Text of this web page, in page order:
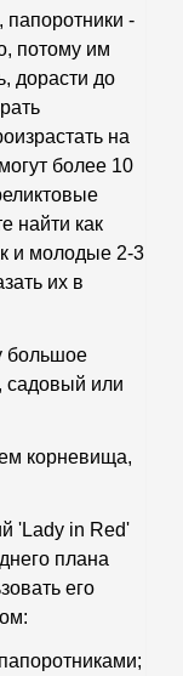
-
потому им
дорасти до
на
более 10
найти как
и молодые 2-3
их в
большое
садовый или
корневища,
'Lady in Red'
плана
его